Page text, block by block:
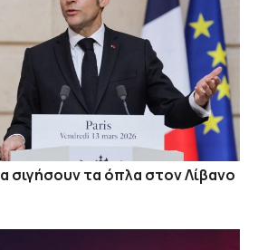
σιγήσουν τα όπλα στον Λίβανο